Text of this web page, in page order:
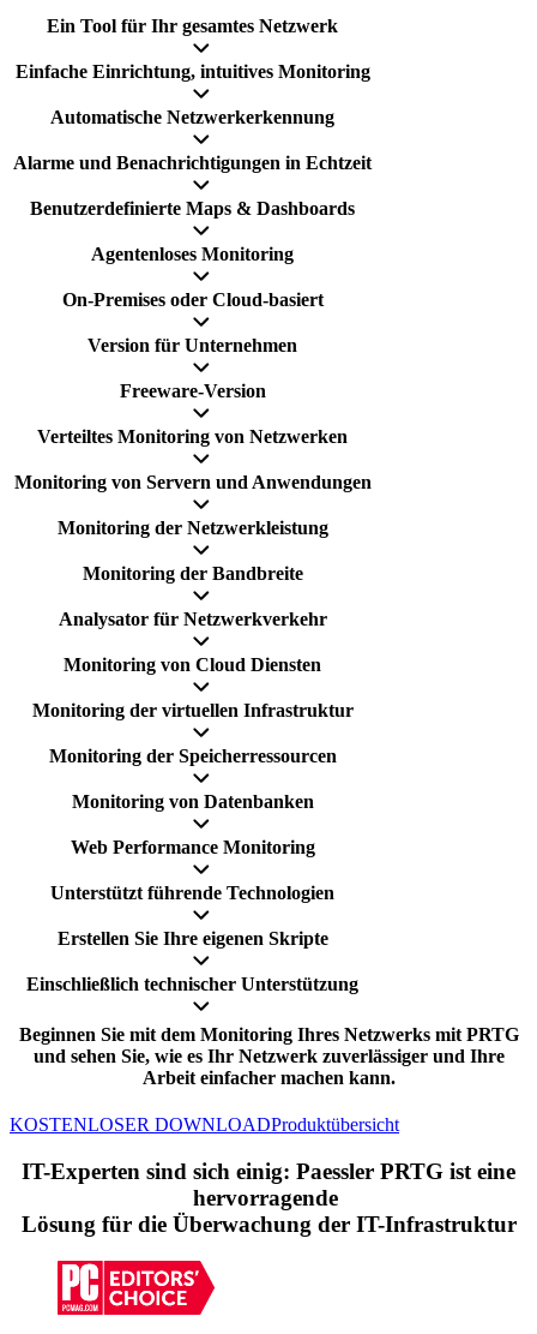
Ein Tool für Ihr gesamtes Netzwerk
Einfache Einrichtung, intuitives Monitoring
Automatische Netzwerkerkennung
Alarme und Benachrichtigungen in Echtzeit
Benutzerdefinierte Maps & Dashboards
Agentenloses Monitoring
On-Premises oder Cloud-basiert
Version für Unternehmen
Freeware-Version
Verteiltes Monitoring von Netzwerken
Monitoring von Servern und Anwendungen
Monitoring der Netzwerkleistung
Monitoring der Bandbreite
Analysator für Netzwerkverkehr
Monitoring von Cloud Diensten
Monitoring der virtuellen Infrastruktur
Monitoring der Speicherressourcen
Monitoring von Datenbanken
Web Performance Monitoring
Unterstützt führende Technologien
Erstellen Sie Ihre eigenen Skripte
Einschließlich technischer Unterstützung
Beginnen Sie mit dem Monitoring Ihres Netzwerks mit PRTG
und sehen Sie, wie es Ihr Netzwerk zuverlässiger und Ihre
Arbeit einfacher machen kann.
KOSTENLOSER DOWNLOADProduktübersicht
IT-Experten sind sich einig: Paessler PRTG ist eine
hervorragende
Lösung für die Überwachung der IT-Infrastruktur